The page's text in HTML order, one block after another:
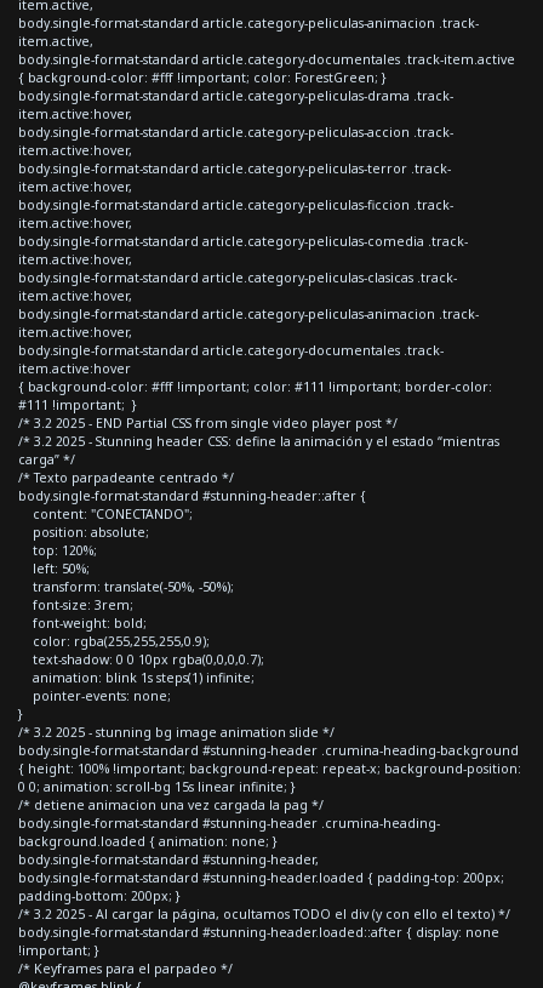
item.active,
body.single-format-standard article.category-peliculas-animacion .track-
item.active,
body.single-format-standard article.category-documentales .track-item.active
{ background-color: #fff !important; color: ForestGreen; }
body.single-format-standard article.category-peliculas-drama .track-
item.active:hover,
body.single-format-standard article.category-peliculas-accion .track-
item.active:hover,
body.single-format-standard article.category-peliculas-terror .track-
item.active:hover,
body.single-format-standard article.category-peliculas-ficcion .track-
item.active:hover,
body.single-format-standard article.category-peliculas-comedia .track-
item.active:hover,
body.single-format-standard article.category-peliculas-clasicas .track-
item.active:hover,
body.single-format-standard article.category-peliculas-animacion .track-
item.active:hover,
body.single-format-standard article.category-documentales .track-
item.active:hover
{ background-color: #fff !important; color: #111 !important; border-color:
#111 !important; }
/* 3.2 2025 - END Partial CSS from single video player post */
/* 3.2 2025 - Stunning header CSS: define la animación y el estado “mientras
carga” */
/* Texto parpadeante centrado */
body.single-format-standard #stunning-header::after {
content: "CONECTANDO";
position: absolute;
top: 120%;
left: 50%;
transform: translate(-50%, -50%);
font-size: 3rem;
font-weight: bold;
color: rgba(255,255,255,0.9);
text-shadow: 0 0 10px rgba(0,0,0,0.7);
animation: blink 1s steps(1) infinite;
pointer-events: none;
}
/* 3.2 2025 - stunning bg image animation slide */
body.single-format-standard #stunning-header .crumina-heading-background
{ height: 100% !important; background-repeat: repeat-x; background-position:
0 0; animation: scroll-bg 15s linear infinite; }
/* detiene animacion una vez cargada la pag */
body.single-format-standard #stunning-header .crumina-heading-
background.loaded { animation: none; }
body.single-format-standard #stunning-header,
body.single-format-standard #stunning-header.loaded { padding-top: 200px;
padding-bottom: 200px; }
/* 3.2 2025 - Al cargar la página, ocultamos TODO el div (y con ello el texto) */
body.single-format-standard #stunning-header.loaded::after { display: none
!important; }
/* Keyframes para el parpadeo */